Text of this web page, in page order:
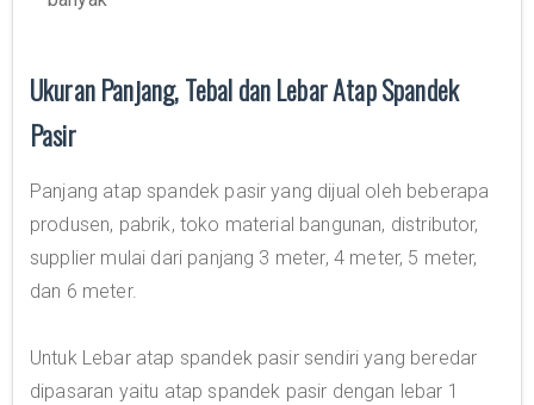
Ukuran Panjang, Tebal dan Lebar Atap Spandek
Pasir
Panjang atap spandek pasir yang dijual oleh beberapa
produsen, pabrik, toko material bangunan, distributor,
supplier mulai dari panjang 3 meter, 4 meter, 5 meter,
dan 6 meter.
Untuk Lebar atap spandek pasir sendiri yang beredar
dipasaran yaitu atap spandek pasir dengan lebar 1